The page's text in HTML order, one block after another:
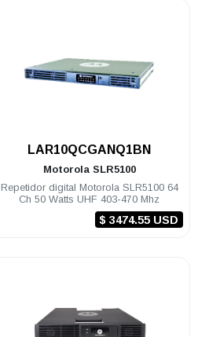
LAR10QCGANQ1BN
Motorola SLR5100
Repetidor digital Motorola SLR5100 64
Ch 50 Watts UHF 403-470 Mhz
$ 3474.55 USD